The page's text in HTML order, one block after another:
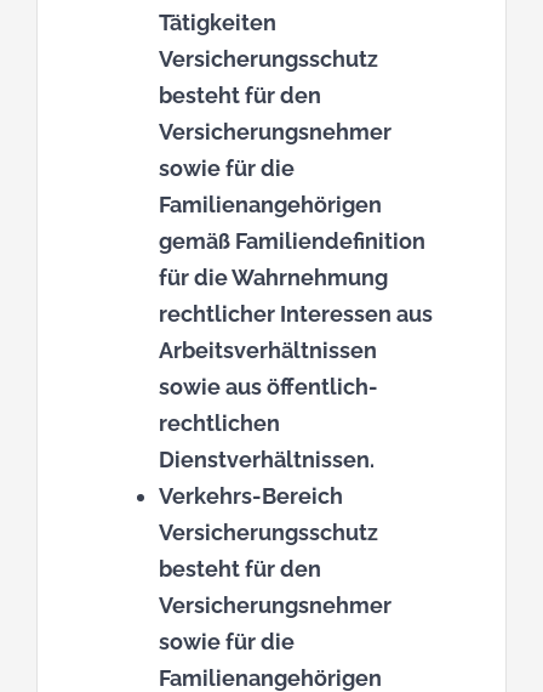
Tätigkeiten
Versicherungsschutz
besteht für den
Versicherungsnehmer
sowie für die
Familienangehörigen
gemäß Familiendefinition
für die Wahrnehmung
rechtlicher Interessen aus
Arbeitsverhältnissen
sowie aus öffentlich-
rechtlichen
Dienstverhältnissen.
Verkehrs-Bereich
Versicherungsschutz
besteht für den
Versicherungsnehmer
sowie für die
Familienangehörigen